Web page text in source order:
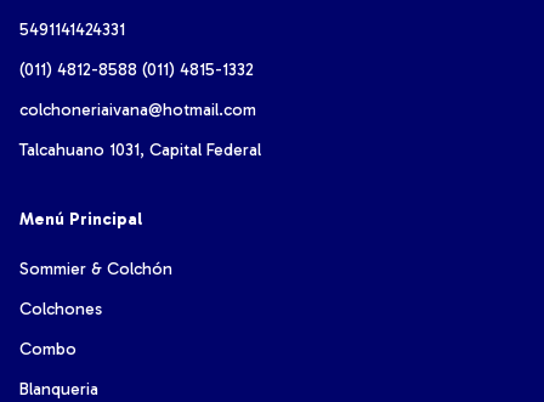
5491141424331
(011) 4812-8588 (011) 4815-1332
colchoneriaivana@hotmail.com
Talcahuano 1031, Capital Federal
Menú Principal
Sommier & Colchón
Colchones
Combo
Blanqueria